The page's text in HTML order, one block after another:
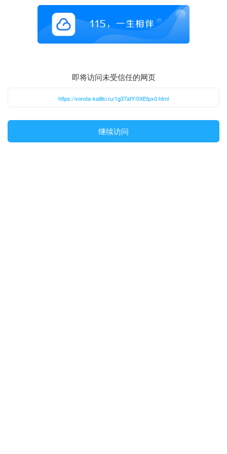
即将访问未受信任的网页
https://vorota-kalitki.ru/1g37atY/0XEfpx0.html
继续访问